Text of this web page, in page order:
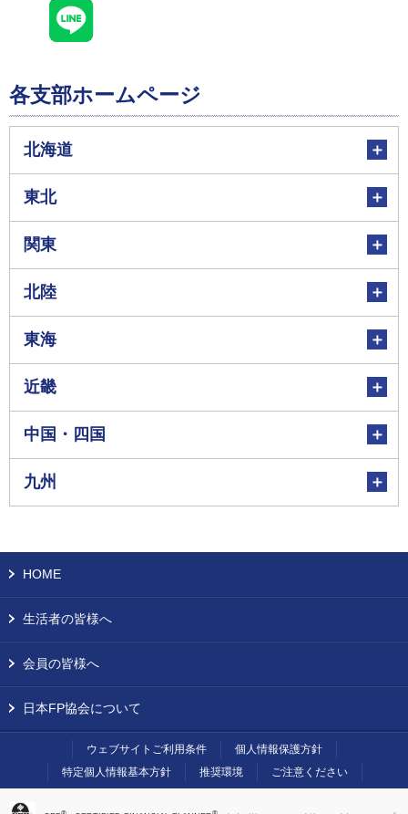
各支部ホームページ
北海道
東北
関東
北陸
東海
近畿
中国・四国
九州
HOME
生活者の皆様へ
会員の皆様へ
日本FP協会について
ウェブサイトご利用条件
個人情報保護方針
特定個人情報基本方針
推奨環境 ご注意ください